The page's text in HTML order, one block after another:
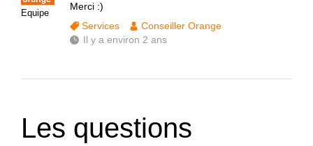
Equipe
Merci :)
Services
Conseiller Orange
Il y a environ 2 ans
Les questions